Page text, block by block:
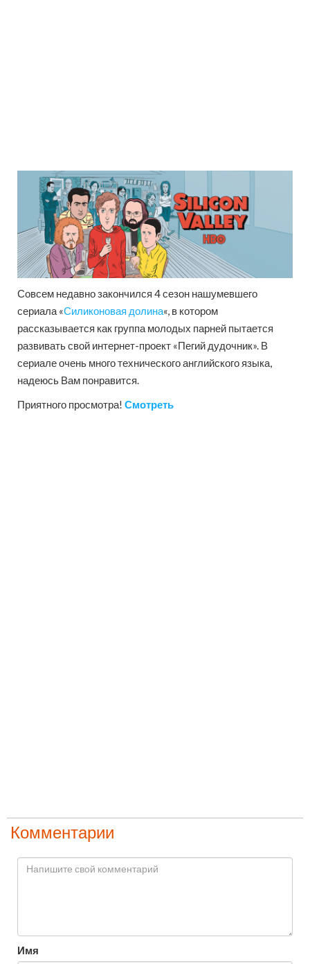
Совсем недавно закончился 4 сезон нашумевшего
сериала «Силиконовая долина«, в котором
рассказывается как группа молодых парней пытается
развивать свой интернет-проект «Пегий дудочник». В
сериале очень много технического английского языка,
надеюсь Вам понравится.
Приятного просмотра! Смотреть
Комментарии
Имя